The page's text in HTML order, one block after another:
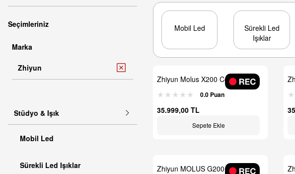
Seçimleriniz
Marka
Zhiyun
Stüdyo & Işık
Mobil Led
Sürekli Led Işıklar
Mobil Led
Sürekli Led
Işıklar
Zhiyun Molus X200 Combo Led
0.0 Puan
35.999,00 TL
Sepete Ekle
Zhiyun MOLUS G200 Bi-Color